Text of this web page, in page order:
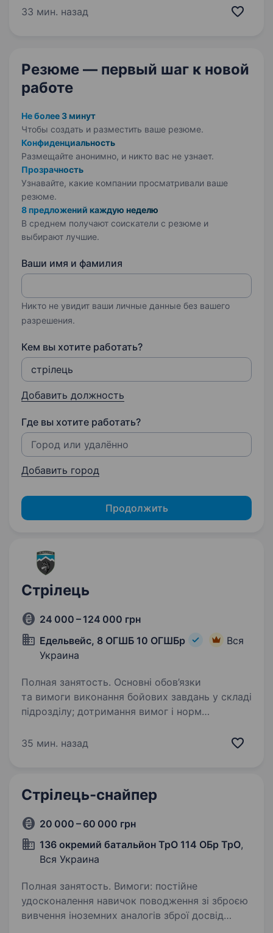
зброї. Він є основною бойовою одиницею
33 мин. назад
Резюме — первый шаг к новой
работе
Не более 3 минут
Чтобы создать и разместить ваше резюме.
Конфиденциальность
Размещайте анонимно, и никто вас не узнает.
Прозрачность
Узнавайте, какие компании просматривали ваше
резюме.
8 предложений каждую неделю
В среднем получают соискатели с резюме и
выбирают лучшие.
Ваши имя и фамилия
Никто не увидит ваши личные данные без вашего
разрешения.
Кем вы хотите работать?
Добавить должность
Где вы хотите работать?
Добавить город
Продолжить
Стрілець
24 000 – 124 000 грн
Едельвейс, 8 ОГШБ 10 ОГШБр
Вся
Украина
Полная занятость. Основні обов’язки
та вимоги виконання бойових завдань у складі
підрозділу; дотримання вимог і норм
за справність і підтримання в бойовій
35 мин. назад
Стрілець-снайпер
20 000 – 60 000 грн
136 окремий батальйон ТрО 114 ОБр ТрО,
Вся Украина
Полная занятость. Вимоги: постійне
удосконалення навичок поводження зі зброєю
вивчення іноземних аналогів зброї досвід